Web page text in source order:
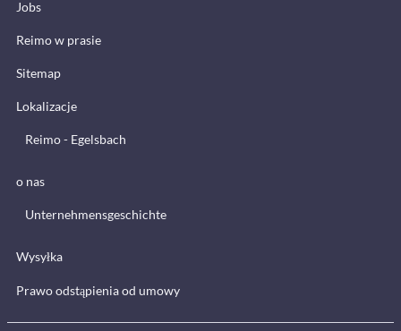
Jobs
Reimo w prasie
Sitemap
Lokalizacje
Reimo - Egelsbach
o nas
Unternehmensgeschichte
Wysyłka
Prawo odstąpienia od umowy